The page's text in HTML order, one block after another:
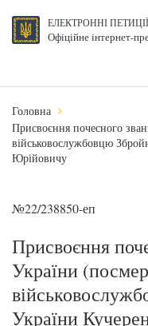
ЕЛЕКТРОННІ ПЕТИЦІЇ
Офіційне інтернет-
Головна
Присвоєння почесного
військовослужбовцю
Юрійовичу
№22/238850-еп
Присвоєння
України
України